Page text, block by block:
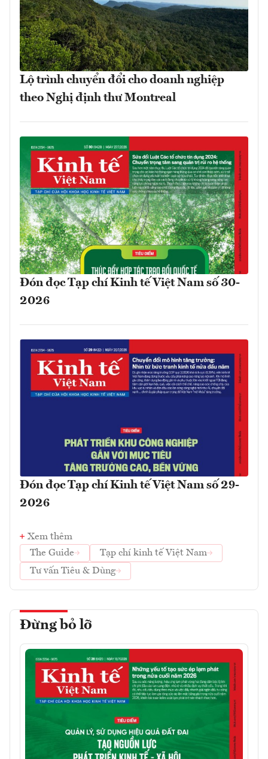
Lộ trình chuyển đổi cho doanh nghiệp
theo Nghị định thư Montreal
Đón đọc Tạp chí Kinh tế Việt Nam số 30-
2026
Đón đọc Tạp chí Kinh tế Việt Nam số 29-
2026
Xem thêm
The Guide
Tạp chí kinh tế Việt Nam
Tư vấn Tiêu & Dùng
Đừng bỏ lỡ